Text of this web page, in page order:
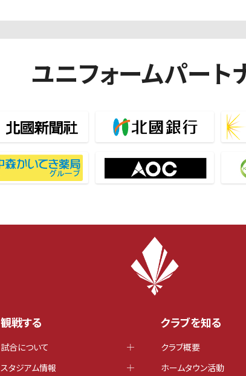
ユニフォームパート
観戦する
試合について
スタジアム情報
クラブを知る
クラブ概要
ホームタウン活動